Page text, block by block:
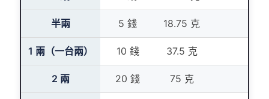
半兩 5 錢 18.75 克
1 兩（一台兩） 10 錢 37.5 克
2 兩 20 錢 75 克